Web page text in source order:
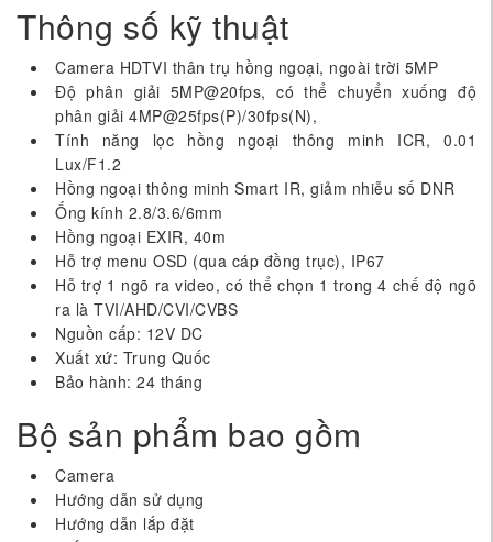
Thông số kỹ thuật
Camera HDTVI thân trụ hồng ngoại, ngoài trời 5MP
Độ phân giải 5MP@20fps, có thể chuyển xuống độ
phân giải 4MP@25fps(P)/30fps(N),
Tính năng lọc hồng ngoại thông minh ICR, 0.01
Lux/F1.2
Hồng ngoại thông minh Smart IR, giảm nhiễu số DNR
Ống kính 2.8/3.6/6mm
Hồng ngoại EXIR, 40m
Hỗ trợ menu OSD (qua cáp đồng trục), IP67
Hỗ trợ 1 ngõ ra video, có thể chọn 1 trong 4 chế độ ngõ
ra là TVI/AHD/CVI/CVBS
Nguồn cấp: 12V DC
Xuất xứ: Trung Quốc
Bảo hành: 24 tháng
Bộ sản phẩm bao gồm
Camera
Hướng dẫn sử dụng
Hướng dẫn lắp đặt